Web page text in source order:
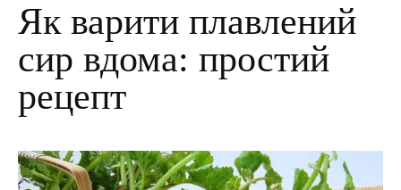
Як варити плавлений
сир вдома: простий
рецепт